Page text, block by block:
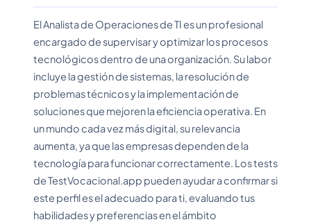
El Analista de Operaciones de TI es un profesional
encargado de supervisar y optimizar los procesos
tecnológicos dentro de una organización. Su labor
incluye la gestión de sistemas, la resolución de
problemas técnicos y la implementación de
soluciones que mejoren la eficiencia operativa. En
un mundo cada vez más digital, su relevancia
aumenta, ya que las empresas dependen de la
tecnología para funcionar correctamente. Los tests
de TestVocacional.app pueden ayudar a confirmar si
este perfil es el adecuado para ti, evaluando tus
habilidades y preferencias en el ámbito